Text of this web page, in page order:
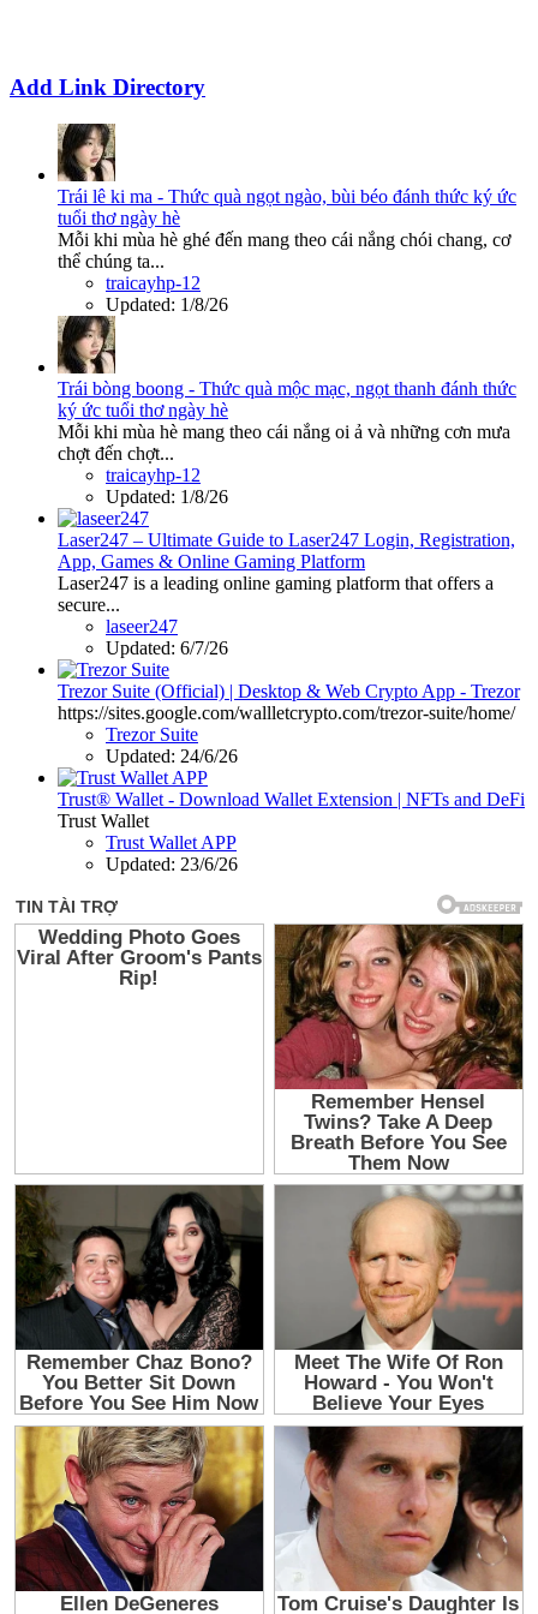
Add Link Directory
Trái lê ki ma - Thức quà ngọt ngào, bùi béo đánh thức ký ức
tuổi thơ ngày hè
Mỗi khi mùa hè ghé đến mang theo cái nắng chói chang, cơ
thể chúng ta...
traicayhp-12
Updated: 1/8/26
Trái bòng boong - Thức quà mộc mạc, ngọt thanh đánh thức
ký ức tuổi thơ ngày hè
Mỗi khi mùa hè mang theo cái nắng oi ả và những cơn mưa
chợt đến chợt...
traicayhp-12
Updated: 1/8/26
Laser247 – Ultimate Guide to Laser247 Login, Registration,
App, Games & Online Gaming Platform
Laser247 is a leading online gaming platform that offers a
secure...
laseer247
Updated: 6/7/26
Trezor Suite (Official) | Desktop & Web Crypto App - Trezor
https://sites.google.com/wallletcrypto.com/trezor-suite/home/
Trezor Suite
Updated: 24/6/26
Trust® Wallet - Download Wallet Extension | NFTs and DeFi
Trust Wallet
Trust Wallet APP
Updated: 23/6/26